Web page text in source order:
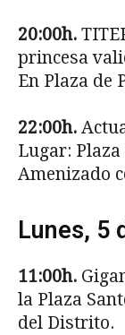
20:00h.
princesa
En Plaza de
22:00h.
Lugar:
Amenizado
Lunes, 5
11:00h.
la Plaza
del Distrito.